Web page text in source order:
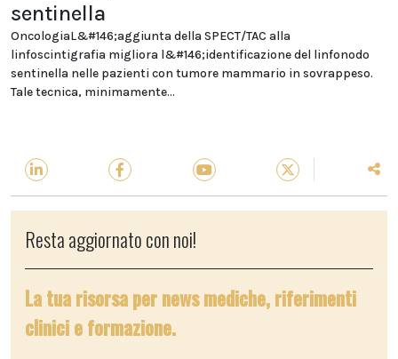
sentinella
OncologiaL&#146;aggiunta della SPECT/TAC alla
linfoscintigrafia migliora l&#146;identificazione del linfonodo
sentinella nelle pazienti con tumore mammario in sovrappeso.
Tale tecnica, minimamente...
Resta aggiornato con noi!
La tua risorsa per news mediche, riferimenti
clinici e formazione.